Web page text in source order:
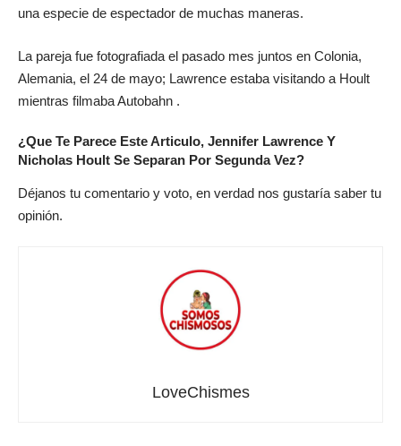
una especie de espectador de muchas maneras.
La pareja fue fotografiada el pasado mes juntos en Colonia,
Alemania, el 24 de mayo; Lawrence estaba visitando a Hoult
mientras filmaba Autobahn .
¿Que Te Parece Este Articulo, Jennifer Lawrence Y
Nicholas Hoult Se Separan Por Segunda Vez?
Déjanos tu comentario y voto, en verdad nos gustaría saber tu
opinión.
LoveChismes